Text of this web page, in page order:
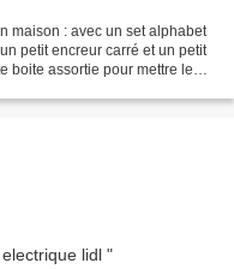
maison : avec un set alphabet
petit encreur carré et un petit
boite assortie pour mettre le